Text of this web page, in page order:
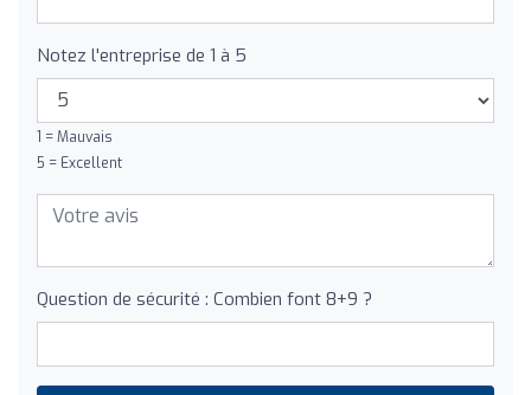
Notez l'entreprise de 1 à 5
1 = Mauvais
5 = Excellent
Question de sécurité : Combien font 8+9 ?